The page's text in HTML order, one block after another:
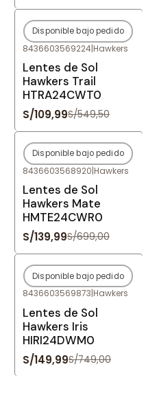
-80%OFF
Agotado
Disponible bajo pedido
8436603569224|Hawkers
Lentes de Sol
Hawkers Trail
HTRA24CWT0
S/109,99S/549,50
-80%OFF
Agotado
Disponible bajo pedido
8436603568920|Hawkers
Lentes de Sol
Hawkers Mate
HMTE24CWR0
S/139,99S/699,00
-80%OFF
Agotado
Disponible bajo pedido
8436603569873|Hawkers
Lentes de Sol
Hawkers Iris
HIRI24DWM0
S/149,99S/749,00